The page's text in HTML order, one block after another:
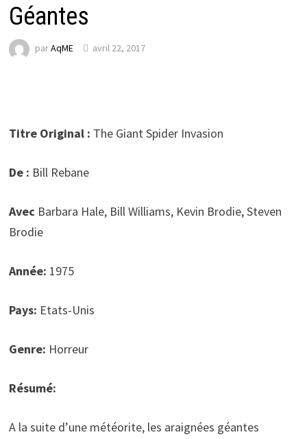
Géantes
parAqME avril 22, 2017
Titre Original : The Giant Spider Invasion
De : Bill Rebane
Avec Barbara Hale, Bill Williams, Kevin Brodie, Steven
Brodie
Année: 1975
Pays: Etats-Unis
Genre: Horreur
Résumé:
A la suite d’une météorite, les araignées géantes